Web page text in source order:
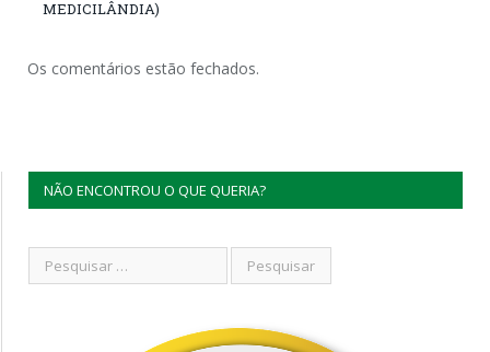
MEDICILÂNDIA)
Os comentários estão fechados.
NÃO ENCONTROU O QUE QUERIA?